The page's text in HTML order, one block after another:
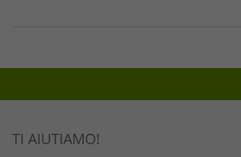
TI AIUTIAMO!